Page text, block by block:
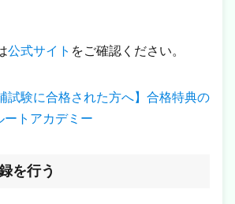
公式サイト をご確認ください。
試験に合格された方へ】合格特典の
ートアカデミー
を行う